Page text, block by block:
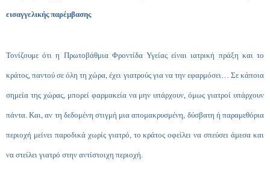
εισαγγελικής παρέμβασης
Τονίζουμε ότι η Πρωτοβάθμια Φροντίδα Υγείας είναι ιατρική πράξη και το
κράτος, παντού σε όλη τη χώρα, έχει γιατρούς για να την εφαρμόσει… Σε κάποια
σημεία της χώρας, μπορεί φαρμακεία να μην υπάρχουν, όμως γιατροί υπάρχουν
πάντα. Και, αν τη δεδομένη στιγμή μια απομακρυσμένη, δύσβατη ή παραμεθόρια
περιοχή μείνει παροδικά χωρίς γιατρό, το κράτος οφείλει να σπεύσει άμεσα και
να στείλει γιατρό στην αντίστοιχη περιοχή.